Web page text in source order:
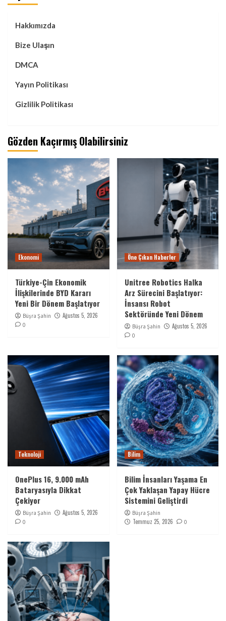
Hakkımızda
Bize Ulaşın
DMCA
Yayın Politikası
Gizlilik Politikası
Gözden Kaçırmış Olabilirsiniz
Ekonomi
Türkiye-Çin Ekonomik
İlişkilerinde BYD Kararı
Yeni Bir Dönem Başlatıyor
Büşra Şahin Ağustos 5, 2026
0
Öne Çıkan Haberler
Unitree Robotics Halka
Arz Sürecini Başlatıyor:
İnsansı Robot
Sektöründe Yeni Dönem
Büşra Şahin Ağustos 5, 2026
0
Teknoloji
OnePlus 16, 9.000 mAh
Bataryasıyla Dikkat
Çekiyor
Büşra Şahin Ağustos 5, 2026
0
Bilim
Bilim İnsanları Yaşama En
Çok Yaklaşan Yapay Hücre
Sistemini Geliştirdi
Büşra Şahin
Temmuz 25, 2026 0